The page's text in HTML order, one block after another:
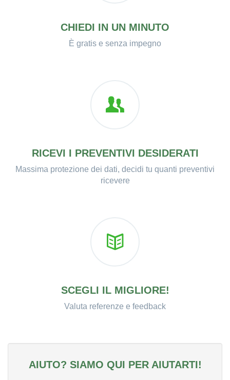
CHIEDI IN UN MINUTO
È gratis e senza impegno
RICEVI I PREVENTIVI DESIDERATI
Massima protezione dei dati, decidi tu quanti preventivi
ricevere
SCEGLI IL MIGLIORE!
Valuta referenze e feedback
AIUTO? SIAMO QUI PER AIUTARTI!